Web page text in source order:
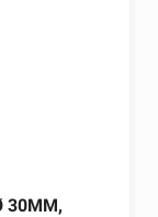
30MM,